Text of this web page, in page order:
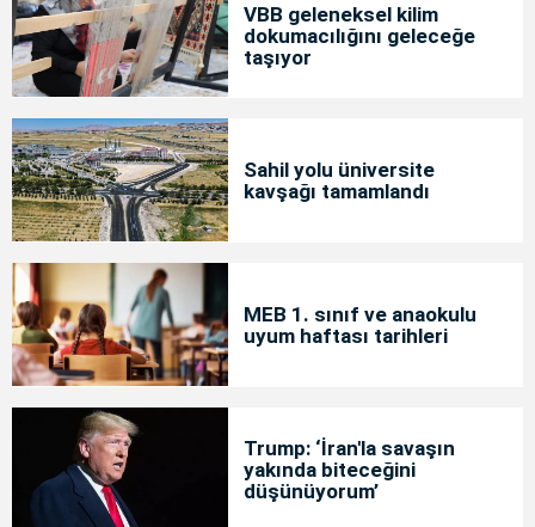
VBB geleneksel kilim
dokumacılığını geleceğe
taşıyor
Sahil yolu üniversite
kavşağı tamamlandı
MEB 1. sınıf ve anaokulu
uyum haftası tarihleri
Trump: ‘İran'la savaşın
yakında biteceğini
düşünüyorum’